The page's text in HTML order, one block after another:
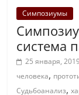
Симпозиумы
система
25 января, 2019
человека,
Судьбоанализ,